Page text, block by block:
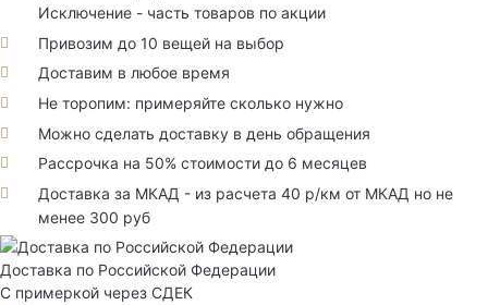
Исключение - часть товаров по акции
Привозим до 10 вещей на выбор
Доставим в любое время
Не торопим: примеряйте сколько нужно
Можно сделать доставку в день обращения
Рассрочка на 50% стоимости до 6 месяцев
Доставка за МКАД - из расчета 40 р/км от МКАД но не
менее 300 руб
Доставка по Российской Федерации
С примеркой через СДЕК